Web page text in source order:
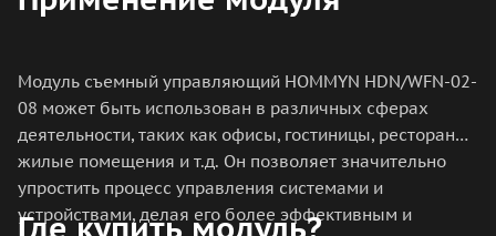
Модуль съемный управляющий HOMMYN HDN/WFN-02-
08 может быть использован в различных сферах
деятельности, таких как офисы, гостиницы, рестораны,
жилые помещения и т.д. Он позволяет значительно
упростить процесс управления системами и
устройствами, делая его более эффективным и
Где купить модуль?